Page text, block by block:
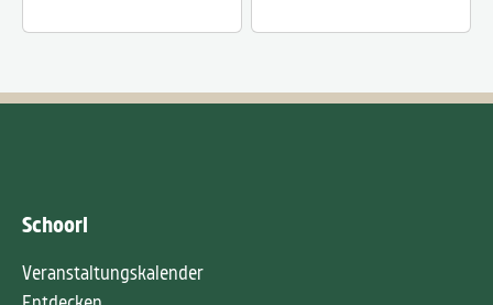
Schoorl
Veranstaltungskalender